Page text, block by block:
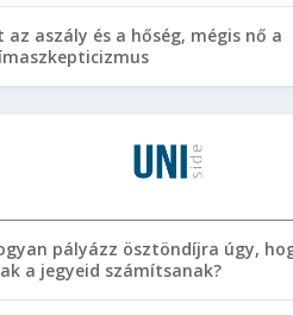
az aszály és a hőség, mégis nő a
pályázz ösztöndíjra úgy,
a jegyeid számítsanak?